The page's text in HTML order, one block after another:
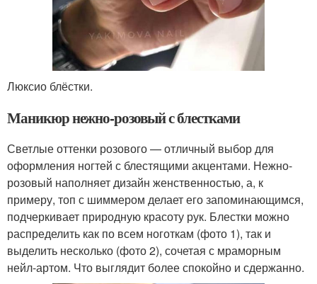
Люксио блёстки.
Маникюр нежно-розовый с блестками
Светлые оттенки розового — отличный выбор для
оформления ногтей с блестящими акцентами. Нежно-
розовый наполняет дизайн женственностью, а, к
примеру, топ с шиммером делает его запоминающимся,
подчеркивает природную красоту рук. Блестки можно
распределить как по всем ноготкам (фото 1), так и
выделить несколько (фото 2), сочетая с мраморным
нейл-артом. Что выглядит более спокойно и сдержанно.